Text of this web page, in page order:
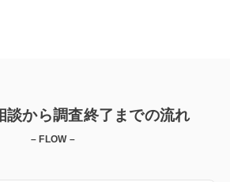
談から調査終了までの流れ
– FLOW –